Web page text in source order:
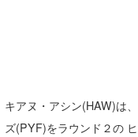
キアヌ・アシン(HAW)は
ズ(PYF)をラウンド２の